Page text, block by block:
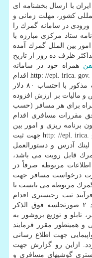
با ارسال بخشنامه ای
كشور، مهلت زمانی و
در سامانه گمرك را
ستاد مركزی مبارزه با
بین الملل گمرك آمده
ظرف ده روز از تاریخ
همراه خود در سامانه
مربوطه به آدرس اینترنتی http: //epl. irica. gov. ir/ImeiRegister اقدام
نمایند. ۲- مسافرین با استفاده از سامانه مذكور با احتساب ۸۰ دلار
مالیات بر ارزش افزوده
برای هر مسافر (حسب
مقررات مسافری اقدام
برنامه ریزی و امور بین
المللی آدرس اینترنتیhttp: //epl. irica. gov. ir/ImeiRegister جهت ثبت
لینك آدرس و دستورالعمل
قابل رویت می باشد،
اطلاعات مربوطه صرفاً در
و ثبت گردد. ۴- در صورت درخواست مسافر جهت
گمرك مربوطه می بایست با
ثبت رجیستری اقدام
نماید. ۵- تاكید می گردد با عنایت به بند ۲ صورتجلسه فوق الذكر
و توزیع بروشور به
همینطور مقرر فرمایند
جهت اطلاع رسانی
ازاین رو گزارش جهت
گوشیهای مسافری و